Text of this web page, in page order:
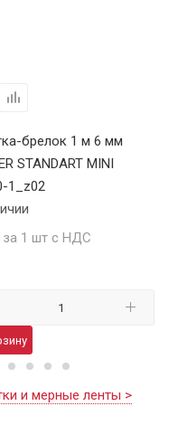
брелок 1 м 6 мм
STANDART MINI
1_z02
1 шт с НДС
и мерные ленты >